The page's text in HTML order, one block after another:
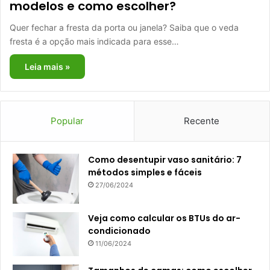
modelos e como escolher?
Quer fechar a fresta da porta ou janela? Saiba que o veda
fresta é a opção mais indicada para esse…
Leia mais »
Popular Recente
Como desentupir vaso sanitário: 7
métodos simples e fáceis
27/06/2024
Veja como calcular os BTUs do ar-
condicionado
11/06/2024